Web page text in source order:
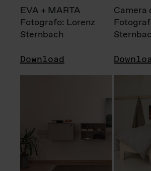
EVA + MARTA
Fotografo: Lorenz
Sternbach
Download
Camera